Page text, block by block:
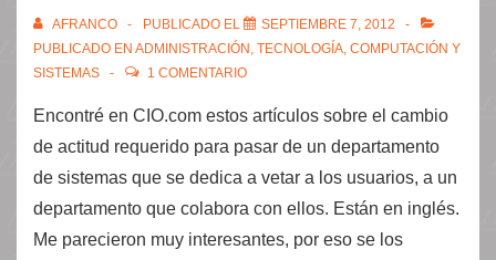
AFRANCO PUBLICADO EL
SEPTIEMBRE 7, 2012
PUBLICADO EN ADMINISTRACIÓN , TECNOLOGÍA, COMPUTACIÓN Y
SISTEMAS
1 COMENTARIO
Encontré en CIO.com estos artículos sobre el cambio
de actitud requerido para pasar de un departamento
de sistemas que se dedica a vetar a los usuarios, a un
departamento que colabora con ellos. Están en inglés.
Me parecieron muy interesantes, por eso se los